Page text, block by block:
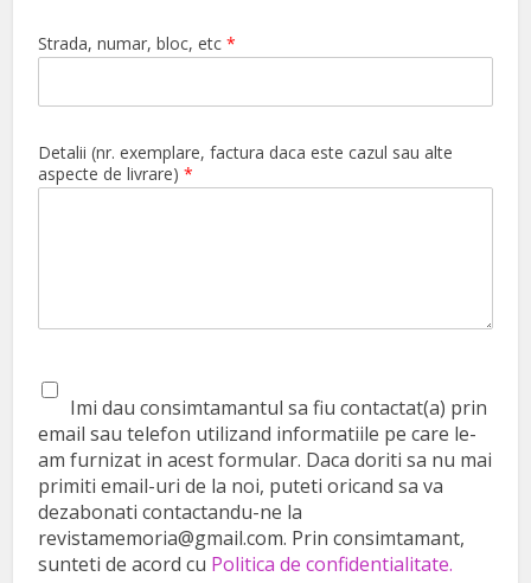
Strada, numar, bloc, etc*
Detalii (nr. exemplare, factura daca este cazul sau alte
aspecte de livrare)*
Imi dau consimtamantul sa fiu contactat(a) prin
email sau telefon utilizand informatiile pe care le-
am furnizat in acest formular. Daca doriti sa nu mai
primiti email-uri de la noi, puteti oricand sa va
dezabonati contactandu-ne la
revistamemoria@gmail.com. Prin consimtamant,
sunteti de acord cu Politica de confidentialitate.